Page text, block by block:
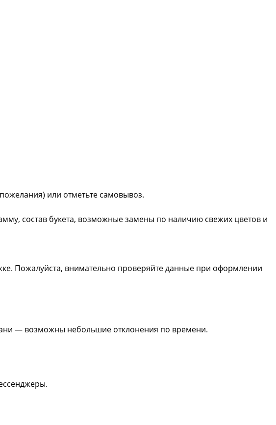
или отметьте самовывоз.
состав букета, возможные замены по наличию свежих цветов и
Пожалуйста, внимательно проверяйте данные при оформлении
— возможны небольшие отклонения по времени.